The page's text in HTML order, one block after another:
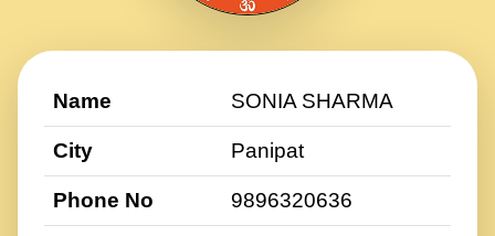
Name SONIA SHARMA
City Panipat
Phone No 9896320636